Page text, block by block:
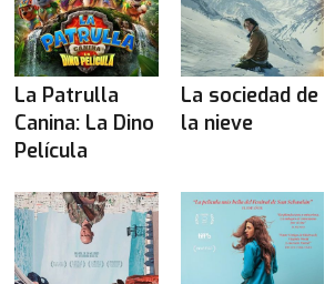
La Patrulla
Canina: La Dino
Película
La sociedad de
la nieve